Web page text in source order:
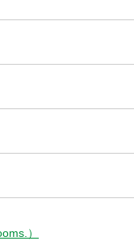
）